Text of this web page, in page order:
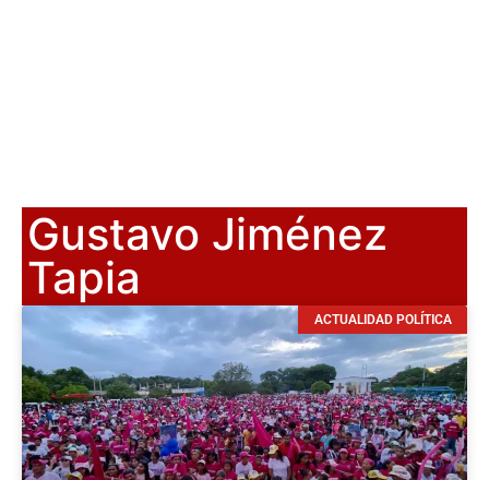
Gustavo Jiménez
Tapia
ACTUALIDAD POLÍTICA